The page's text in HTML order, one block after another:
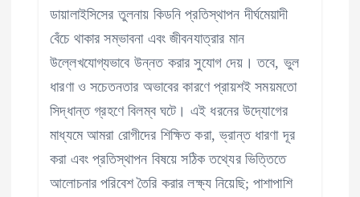
ডায়ালাইসিসের তুলনায় কিডনি প্রতিস্থাপন দীর্ঘমেয়াদী
বেঁচে থাকার সম্ভাবনা এবং জীবনযাত্রার মান
উল্লেখযোগ্যভাবে উন্নত করার সুযোগ দেয়। তবে, ভুল
ধারণা ও সচেতনতার অভাবের কারণে প্রায়শই সময়মতো
সিদ্ধান্ত গ্রহণে বিলম্ব ঘটে। এই ধরনের উদ্যোগের
মাধ্যমে আমরা রোগীদের শিক্ষিত করা, ভ্রান্ত ধারণা দূর
করা এবং প্রতিস্থাপন বিষয়ে সঠিক তথ্যের ভিত্তিতে
আলোচনার পরিবেশ তৈরি করার লক্ষ্য নিয়েছি; পাশাপাশি